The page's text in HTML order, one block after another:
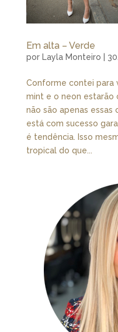
Em alta – Verde
por Layla Monteiro
Conforme contei para
mint e o neon estarão
não são apenas
está com sucesso
é tendência. Isso
tropical do que...